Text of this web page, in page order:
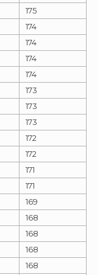
175
174
174
174
174
173
173
173
172
172
171
171
169
168
168
168
168